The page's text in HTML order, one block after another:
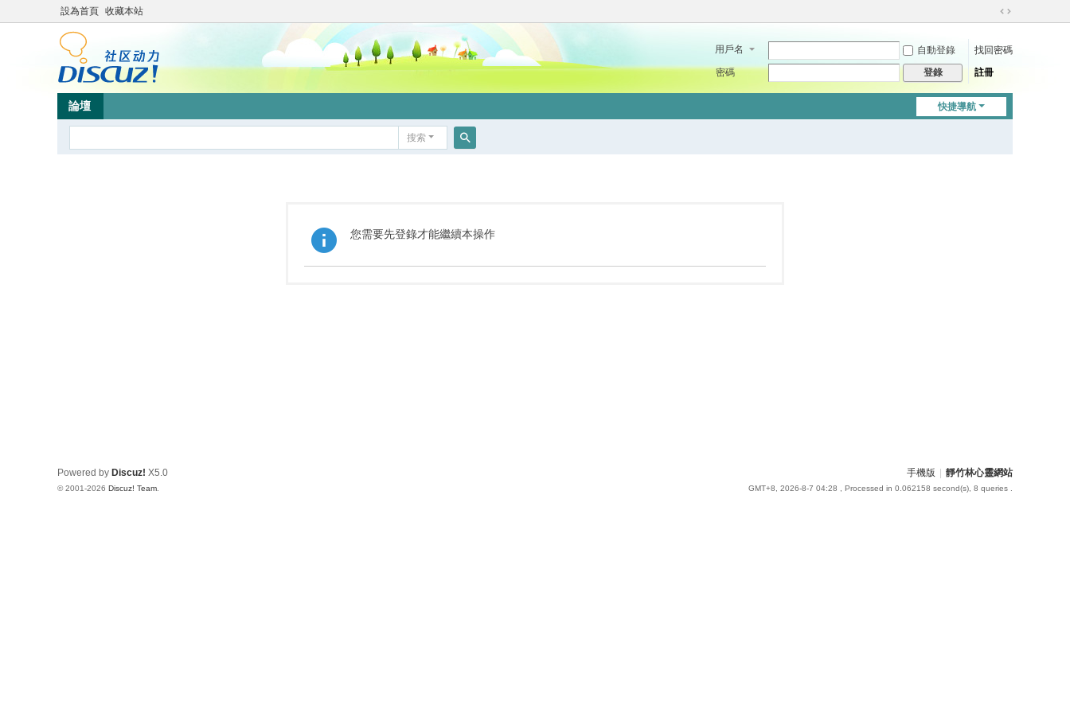
設為首頁 收藏本站
切
到
用戶名 自動登錄
找回密碼
密碼
登錄 註冊
快捷導航
論壇
搜索
您需要先登錄才能繼續本操作
手機版 靜竹林心靈網站
GMT+8, 2026-8-7 04:28 , Processed in 0.062158 second(s), 8 queries .
Powered by Discuz! X5.0
© 2001-2026 Discuz! Team